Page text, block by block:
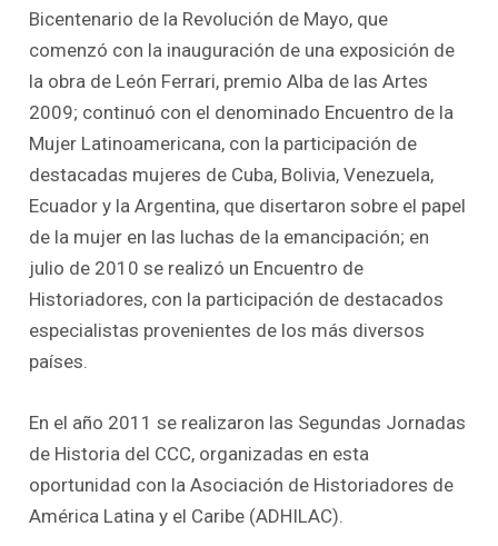
Bicentenario de la Revolución de Mayo, que
comenzó con la inauguración de una exposición de
la obra de León Ferrari, premio Alba de las Artes
2009; continuó con el denominado Encuentro de la
Mujer Latinoamericana, con la participación de
destacadas mujeres de Cuba, Bolivia, Venezuela,
Ecuador y la Argentina, que disertaron sobre el papel
de la mujer en las luchas de la emancipación; en
julio de 2010 se realizó un Encuentro de
Historiadores, con la participación de destacados
especialistas provenientes de los más diversos
países.
En el año 2011 se realizaron las Segundas Jornadas
de Historia del CCC, organizadas en esta
oportunidad con la Asociación de Historiadores de
América Latina y el Caribe (ADHILAC).